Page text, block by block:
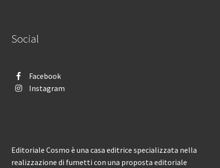
Social
Facebook
Instagram
Editoriale Cosmo è una casa editrice specializzata nella
realizzazione di fumetti con una proposta editoriale